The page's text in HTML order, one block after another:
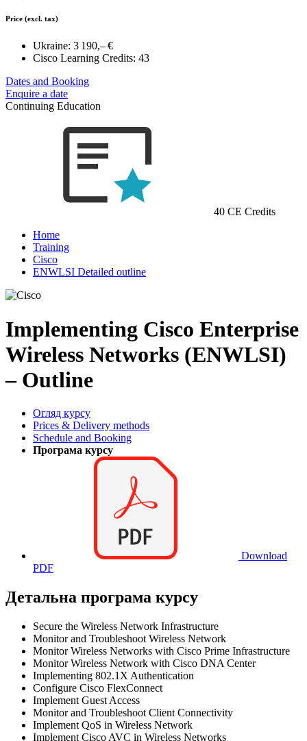
Price (excl. tax)
Ukraine: 3 190,– €
Cisco Learning Credits: 43
Dates and Booking
Enquire a date
Continuing Education
40 CE Credits
Home
Training
Cisco
ENWLSI Detailed outline
Implementing Cisco Enterprise
Wireless Networks (ENWLSI)
– Outline
Огляд курсу
Prices & Delivery methods
Schedule and Booking
Програма курсу
Download
PDF
Детальна програма курсу
Secure the Wireless Network Infrastructure
Monitor and Troubleshoot Wireless Network
Monitor Wireless Networks with Cisco Prime Infrastructure
Monitor Wireless Network with Cisco DNA Center
Implementing 802.1X Authentication
Configure Cisco FlexConnect
Implement Guest Access
Monitor and Troubleshoot Client Connectivity
Implement QoS in Wireless Network
Implement Cisco AVC in Wireless Networks